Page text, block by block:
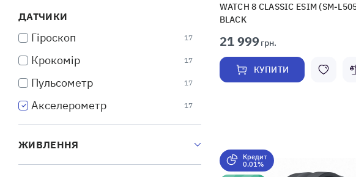
WATCH 8 CLASSIC ESIM (SM-
BLACK
21 999грн.
КУПИТИ
Кредит
0,01%
ДАТЧИКИ
Гіроскоп 17
Крокомір 17
Пульсометр 17
Акселерометр 17
ЖИВЛЕННЯ